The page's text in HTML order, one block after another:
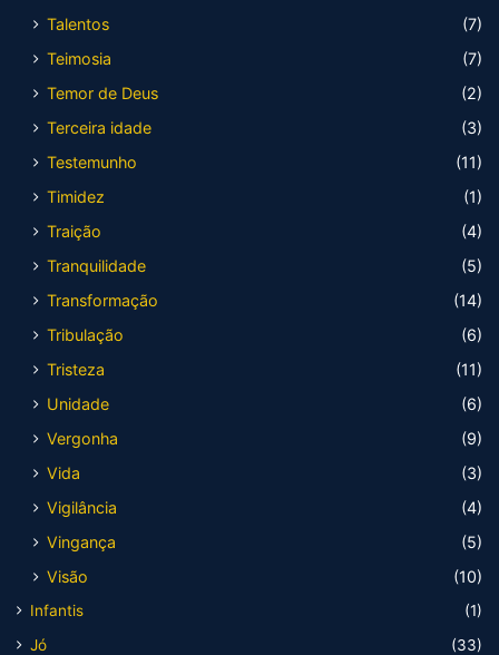
Talentos
(7)
Teimosia
(7)
Temor de Deus
(2)
Terceira idade
(3)
Testemunho
(11)
Timidez
(1)
Traição
(4)
Tranquilidade
(5)
Transformação
(14)
Tribulação
(6)
Tristeza
(11)
Unidade
(6)
Vergonha
(9)
Vida
(3)
Vigilância
(4)
Vingança
(5)
Visão
(10)
Infantis
(1)
Jó
(33)